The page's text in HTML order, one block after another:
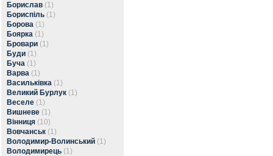
Борислав (1)
Бориспіль (1)
Борова (1)
Боярка (1)
Бровари (1)
Буди (1)
Буча (1)
Варва (1)
Васильківка (1)
Великий Бурлук (1)
Веселе (1)
Вишневе (1)
Вінниця (10)
Вовчанськ (1)
Володимир-Волинський (1)
Володимирець (1)